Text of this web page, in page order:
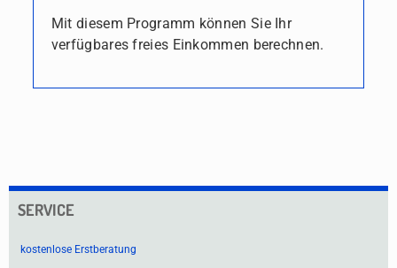
Mit diesem Programm können Sie Ihr
verfügbares freies Einkommen berechnen.
SERVICE
kostenlose Erstberatung